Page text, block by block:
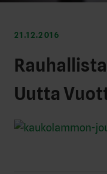
21.12.2016
Uutta